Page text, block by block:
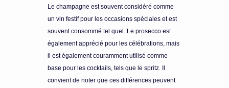
Le champagne est souvent considéré comme
un vin festif pour les occasions spéciales et est
souvent consommé tel quel. Le prosecco est
également apprécié pour les célébrations, mais
il est également couramment utilisé comme
base pour les cocktails, tels que le spritz.
convient de noter que ces différences peuvent